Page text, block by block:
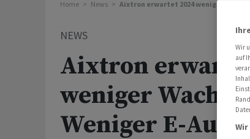
Home News Aixtron erwartet 2024 weniger
NEWS
Aixtron
weniger
Weniger E-
Wir
auf